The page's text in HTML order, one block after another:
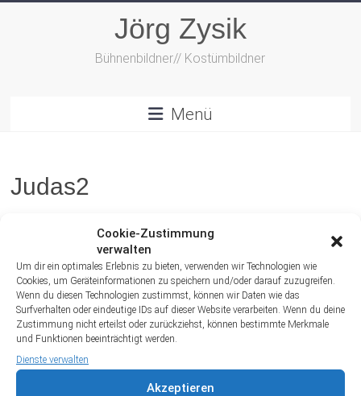
Cookie-Zustimmung
verwalten
Um dir ein optimales Erlebnis zu bieten, verwenden wir Technologien wie
Cookies, um Geräteinformationen zu speichern und/oder darauf zuzugreifen.
Wenn du diesen Technologien zustimmst, können wir Daten wie das
Surfverhalten oder eindeutige IDs auf dieser Website verarbeiten. Wenn du deine
Zustimmung nicht erteilst oder zurückziehst, können bestimmte Merkmale
und Funktionen beeinträchtigt werden.
Dienste verwalten
Akzeptieren
Jörg Zysik
Bühnenbildner// Kostümbildner
Menü
Judas2